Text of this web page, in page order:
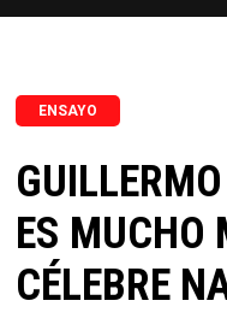
ENSAYO
ES MUCHO
CÉLEBRE